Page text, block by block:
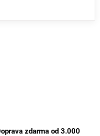
zdarma od 3.000